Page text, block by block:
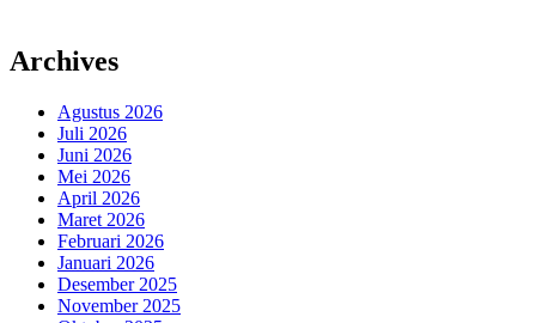
Archives
Agustus 2026
Juli 2026
Juni 2026
Mei 2026
April 2026
Maret 2026
Februari 2026
Januari 2026
Desember 2025
November 2025